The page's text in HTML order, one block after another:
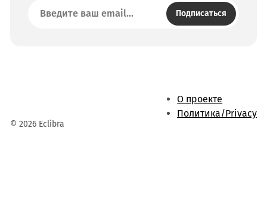
Подписаться
© 2026 Eclibra
О проекте
Политика/Privacy